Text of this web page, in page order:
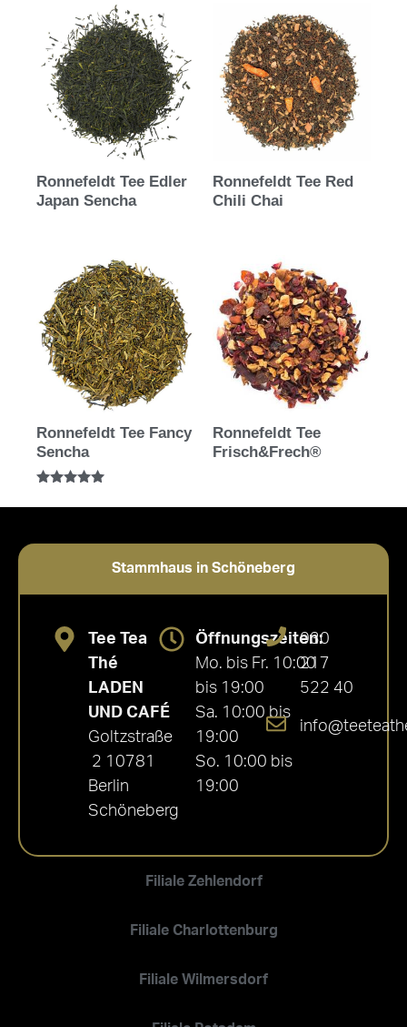
Ronnefeldt Tee Edler
Japan Sencha
Ronnefeldt Tee Red
Chili Chai
Ronnefeldt Tee Fancy
Sencha
5.00
Ronnefeldt Tee
Frisch&Frech®
Stammhaus in Schöneberg
Filiale Zehlendorf
Filiale Charlottenburg
Filiale Wilmersdorf
Tee Tea
Thé
LADEN
UND CAFÉ
Goltzstraße
2 10781
Berlin
Schöneberg
Öffnungszeiten:
Mo. bis Fr. 10:00
bis 19:00
Sa. 10:00 bis
19:00
So. 10:00 bis
19:00
030
217
522 40